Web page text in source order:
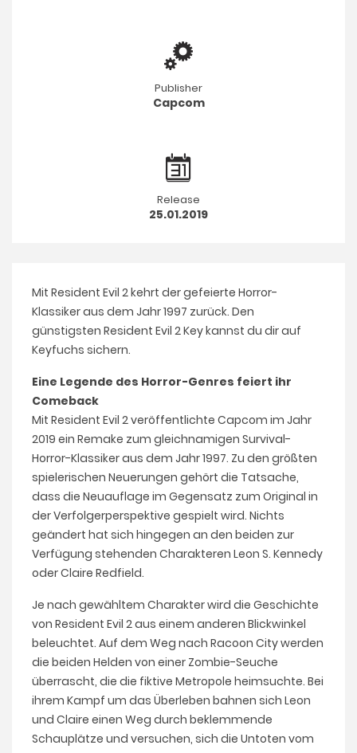
Publisher
Capcom
Release
25.01.2019
Mit Resident Evil 2 kehrt der gefeierte Horror-
Klassiker aus dem Jahr 1997 zurück. Den
günstigsten Resident Evil 2 Key kannst du dir auf
Keyfuchs sichern.
Eine Legende des Horror-Genres feiert ihr
Comeback
Mit Resident Evil 2 veröffentlichte Capcom im Jahr
2019 ein Remake zum gleichnamigen Survival-
Horror-Klassiker aus dem Jahr 1997. Zu den größten
spielerischen Neuerungen gehört die Tatsache,
dass die Neuauflage im Gegensatz zum Original in
der Verfolgerperspektive gespielt wird. Nichts
geändert hat sich hingegen an den beiden zur
Verfügung stehenden Charakteren Leon S. Kennedy
oder Claire Redfield.
Je nach gewähltem Charakter wird die Geschichte
von Resident Evil 2 aus einem anderen Blickwinkel
beleuchtet. Auf dem Weg nach Racoon City werden
die beiden Helden von einer Zombie-Seuche
überrascht, die die fiktive Metropole heimsuchte. Bei
ihrem Kampf um das Überleben bahnen sich Leon
und Claire einen Weg durch beklemmende
Schauplätze und versuchen, sich die Untoten vom